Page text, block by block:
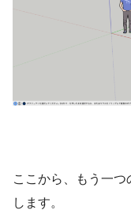
ここから、もう一
します。